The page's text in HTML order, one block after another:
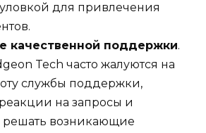
для привлечения
качественной поддержки.
Tech часто жалуются на
службы поддержки,
реакции на запросы и
возникающие